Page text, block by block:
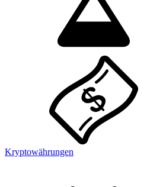
Kryptowährungen